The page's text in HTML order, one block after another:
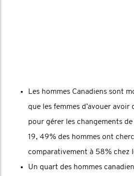
Les hommes Canadiens sont
que les femmes d’avouer avoir
pour gérer les changements de
19, 49% des hommes ont
comparativement à 58% chez
Un quart des hommes